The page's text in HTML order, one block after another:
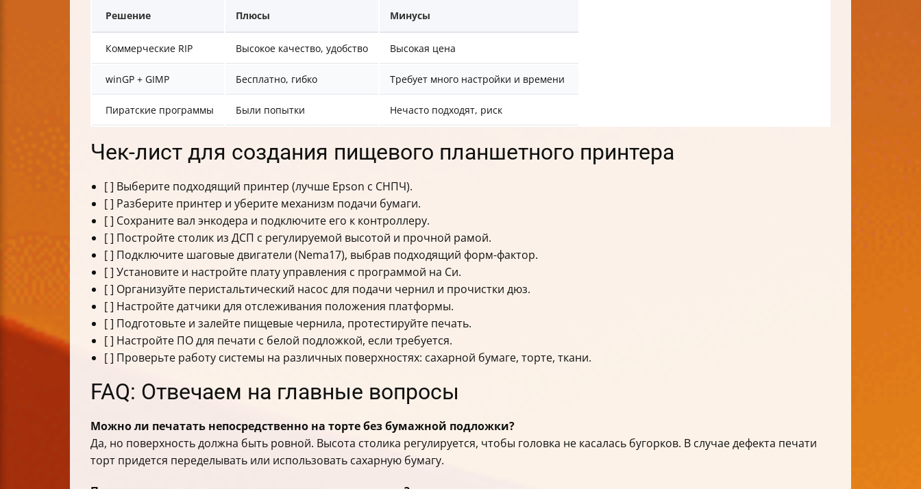
Решение Плюсы Минусы
Коммерческие RIP Высокое качество, удобство Высокая цена
winGP + GIMP Бесплатно, гибко Требует много настройки и времени
Пиратские программы Были попытки Нечасто подходят, риск
Чек-лист для создания пищевого планшетного принтера
[ ] Выберите подходящий принтер (лучше Epson с СНПЧ).
[ ] Разберите принтер и уберите механизм подачи бумаги.
[ ] Сохраните вал энкодера и подключите его к контроллеру.
[ ] Постройте столик из ДСП с регулируемой высотой и прочной рамой.
[ ] Подключите шаговые двигатели (Nema17), выбрав подходящий форм-фактор.
[ ] Установите и настройте плату управления с программой на Си.
[ ] Организуйте перистальтический насос для подачи чернил и прочистки дюз.
[ ] Настройте датчики для отслеживания положения платформы.
[ ] Подготовьте и залейте пищевые чернила, протестируйте печать.
[ ] Настройте ПО для печати с белой подложкой, если требуется.
[ ] Проверьте работу системы на различных поверхностях: сахарной бумаге, торте, ткани.
FAQ: Отвечаем на главные вопросы
Можно ли печатать непосредственно на торте без бумажной подложки?
Да, но поверхность должна быть ровной. Высота столика регулируется, чтобы головка не касалась бугорков. В случае дефекта печати
торт придется переделывать или использовать сахарную бумагу.